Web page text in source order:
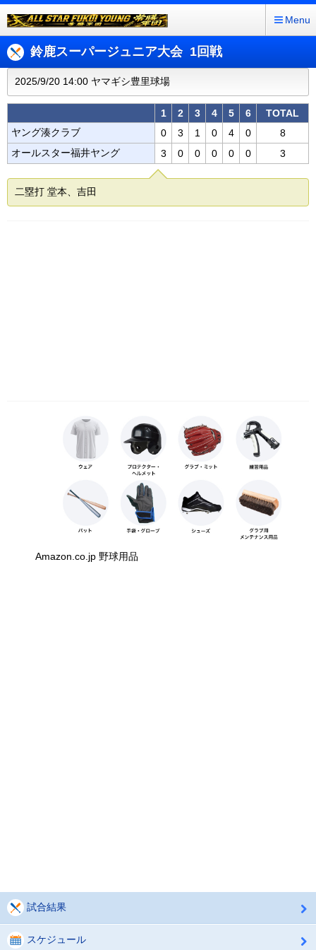
Menu
鈴鹿スーパージュニア大会 1回戦
2025/9/20 14:00 ヤマギシ豊里球場
1 2 3 4 5 6
TOTAL
ヤング湊クラブ
0 3 1 0 4 0
8
オールスター福井ヤング
3 0 0 0 0 0 3
二塁打 堂本、吉田
Amazon.co.jp 野球用品
試合結果
スケジュール